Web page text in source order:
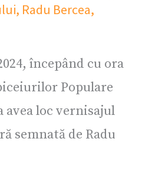
, Radu Bercea,
începând cu ora
Populare
avea loc vernisajul
semnată de Radu